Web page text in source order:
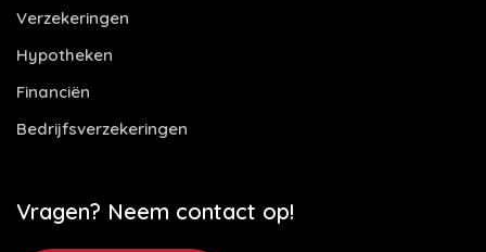
Verzekeringen
Hypotheken
Financiën
Bedrijfsverzekeringen
Vragen? Neem contact op!